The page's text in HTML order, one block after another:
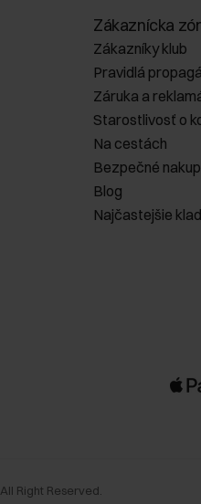
Zákaznícka
Zákazníky klub
Pravidlá
Záruka a
Starostlivosť o
Na cestách
Bezpečné
Blog
Najčastejšie
. All Right Reserved.